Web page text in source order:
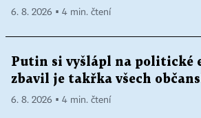
6. 8. 2026 ▪ 4 min. čtení
Putin si vyšlápl na politické
zbavil je takřka všech
6. 8. 2026 ▪ 4 min. čtení